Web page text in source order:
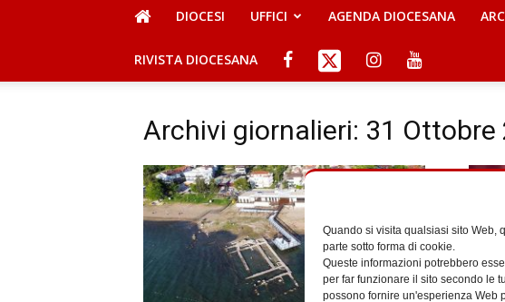
Quando si visita qualsiasi sito Web,
parte sotto forma di cookie.
Queste informazioni potrebbero
per far funzionare il sito secondo le
possono fornire un'esperienza Web
DIOCESI UFFICI AGENDA DIOCESANA
RIVISTA DIOCESANA
Archivi giornalieri: 31 Ottobre